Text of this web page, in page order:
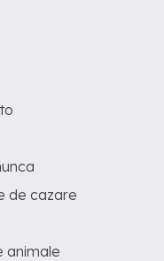
de cazare
animale